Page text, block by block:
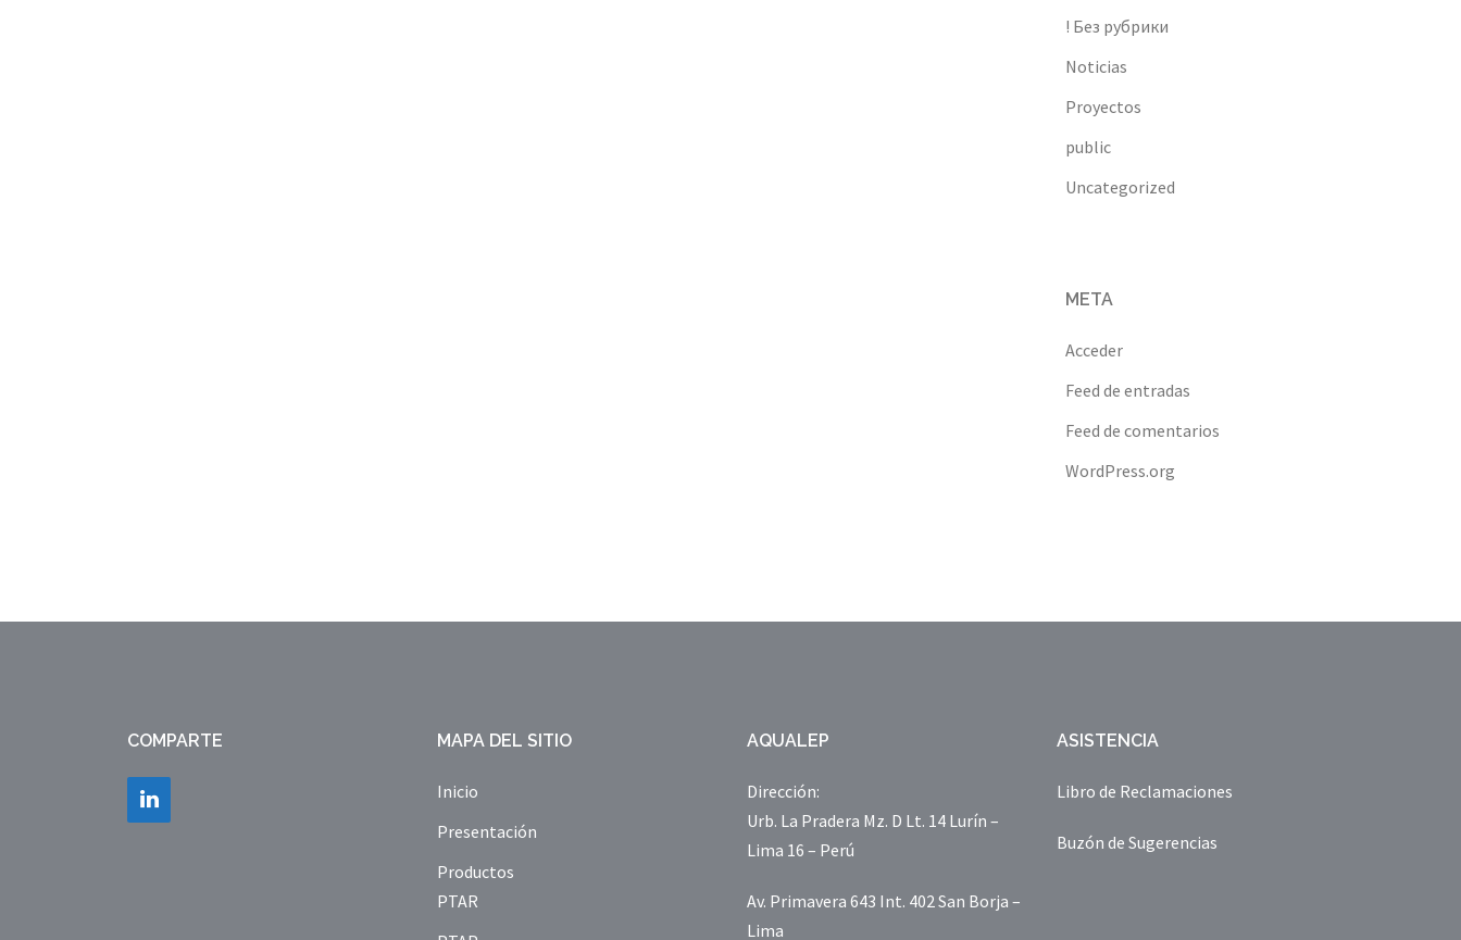
! Без рубрики
Noticias
Proyectos
public
Uncategorized
META
Acceder
Feed de entradas
Feed de comentarios
WordPress.org
COMPARTE MAPA DEL SITIO
Inicio
Presentación
Productos
PTAR
AQUALEP
Dirección:
Urb. La Pradera Mz. D Lt. 14 Lurín –
Lima 16 – Perú
Av. Primavera 643 Int. 402 San Borja –
Lima
ASISTENCIA
Libro de Reclamaciones
Buzón de Sugerencias